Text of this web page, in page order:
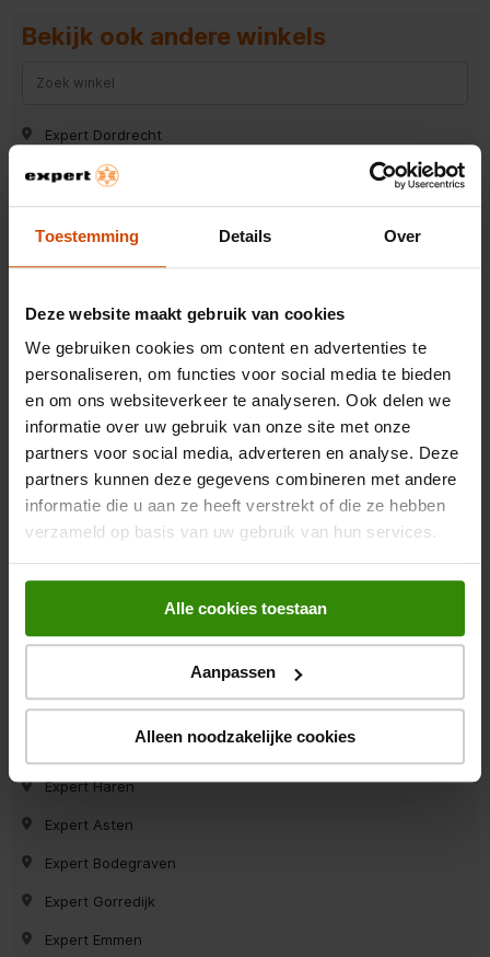
Toestemming Details Over
Deze website maakt gebruik van cookies
We gebruiken cookies om content en advertenties te
personaliseren, om functies voor social media te bieden
en om ons websiteverkeer te analyseren. Ook delen we
informatie over uw gebruik van onze site met onze
partners voor social media, adverteren en analyse. Deze
partners kunnen deze gegevens combineren met andere
informatie die u aan ze heeft verstrekt of die ze hebben
verzameld op basis van uw gebruik van hun services.
Alle cookies toestaan
Aanpassen
Alleen noodzakelijke cookies
Bekijk ook andere winkels
Expert Dordrecht
Expert Hillegom
Expert Dieren (gld)
Expert Wieringerwerf
Expert Roosendaal
Expert Zutphen
Expert Ermelo
Expert Den Bosch
Expert Dirksland
Expert Uithuizen
Expert Haren
Expert Asten
Expert Bodegraven
Expert Gorredijk
Expert Emmen